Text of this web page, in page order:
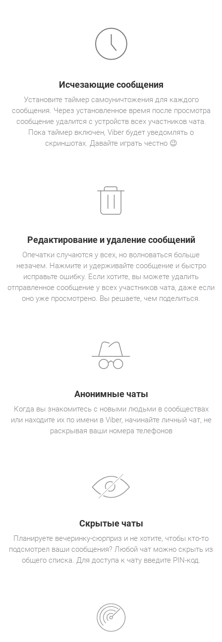
Исчезающие сообщения
Установите таймер самоуничтожения для каждого
сообщения. Через установленное время после просмотра
сообщение удалится с устройств всех участников чата.
Пока таймер включен, Viber будет уведомлять о
скриншотах. Давайте играть честно 😉
Редактирование и удаление сообщений
Опечатки случаются у всех, но волноваться больше
незачем. Нажмите и удерживайте сообщение и быстро
исправьте ошибку. Если хотите, вы можете удалить
отправленное сообщение у всех участников чата, даже если
оно уже просмотрено. Вы решаете, чем поделиться.
Анонимные чаты
Когда вы знакомитесь с новыми людьми в сообществах
или находите их по имени в Viber, начинайте личный чат, не
раскрывая ваши номера телефонов
Скрытые чаты
Планируете вечеринку-сюрприз и не хотите, чтобы кто-то
подсмотрел ваши сообщения? Любой чат можно скрыть из
общего списка. Для доступа к чату введите PIN-код.